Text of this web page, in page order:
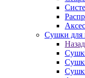
Сушки для
Назад